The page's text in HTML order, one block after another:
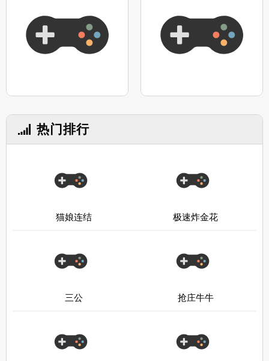
热门排行
猫娘连结 极速炸金花
三公 抢庄牛牛